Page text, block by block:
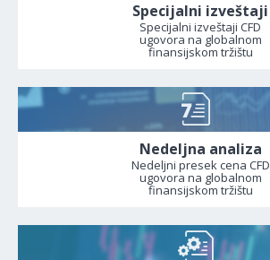
Specijalni izveštaji
Specijalni izveštaji CFD
ugovora na globalnom
finansijskom tržištu
Nedeljna analiza
Nedeljni presek cena CFD
ugovora na globalnom
finansijskom tržištu